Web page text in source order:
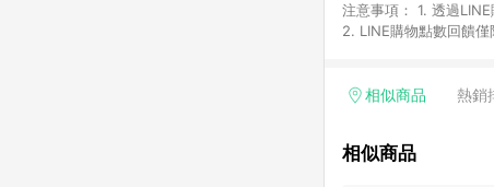
注意事項： 1. 透過
2. LINE購物點數回饋
「草莓網」全館商品
面顯示為準。 7. LINE
相似商品 熱銷
相似商品